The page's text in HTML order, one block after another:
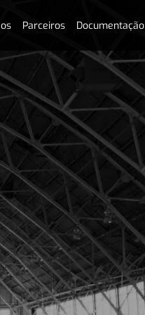
Parceiros Documentação